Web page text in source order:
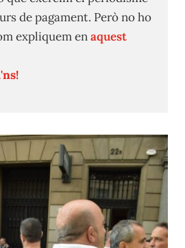
de pagament. Però no ho
expliquem enaquest